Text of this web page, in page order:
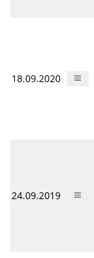
18.09.2020
24.09.2019